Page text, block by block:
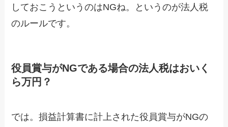
しておこうというのはNGね。というのが法人税
のルールです。
役員賞与がNGである場合の法人税はおいく
ら万円？
では。損益計算書に計上された役員賞与がNGの